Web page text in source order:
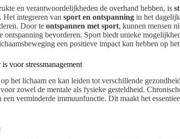
en verantwoordelijkheden de overhand hebben, is
Het integreren van sport en ontspanning in het
Door te ontspannen met sport, kunnen mensen
ontspanning bevorderen. Sport biedt unieke
een positieve impact kan hebben op
voor stressmanagement
het lichaam en kan leiden tot verschillende
zowel de mentale als fysieke gesteldheid.
een verminderde immuunfunctie. Dit maakt het